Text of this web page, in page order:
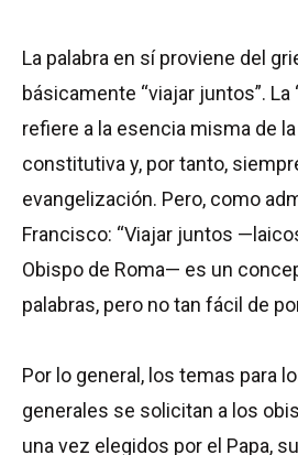
La palabra en sí proviene del
básicamente “viajar juntos”. La
refiere a la esencia misma de
constitutiva y, por tanto,
evangelización. Pero, como
Francisco: “Viajar juntos
Obispo de Roma— es un
palabras, pero no tan fácil de
Por lo general, los temas para
generales se solicitan a los
una vez elegidos por el Papa,